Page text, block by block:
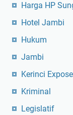
Harga HP
Hotel Jambi
Hukum
Jambi
Kerinci
Kriminal
Legislatif